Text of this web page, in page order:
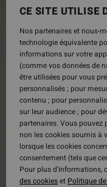
CE SITE UTILISE
Nos partenaires et nous-
technologie équivalente
informations sur votre
(comme vos données de
être utilisées pour vous
personnalisés ; pour
contenu ; pour
sur leur audience ; pour
partenaires. Vous pouvez
non les cookies soumis à
lorsque les cookies
consentement (tels que
Pour plus d'informations,
des cookieset Politique